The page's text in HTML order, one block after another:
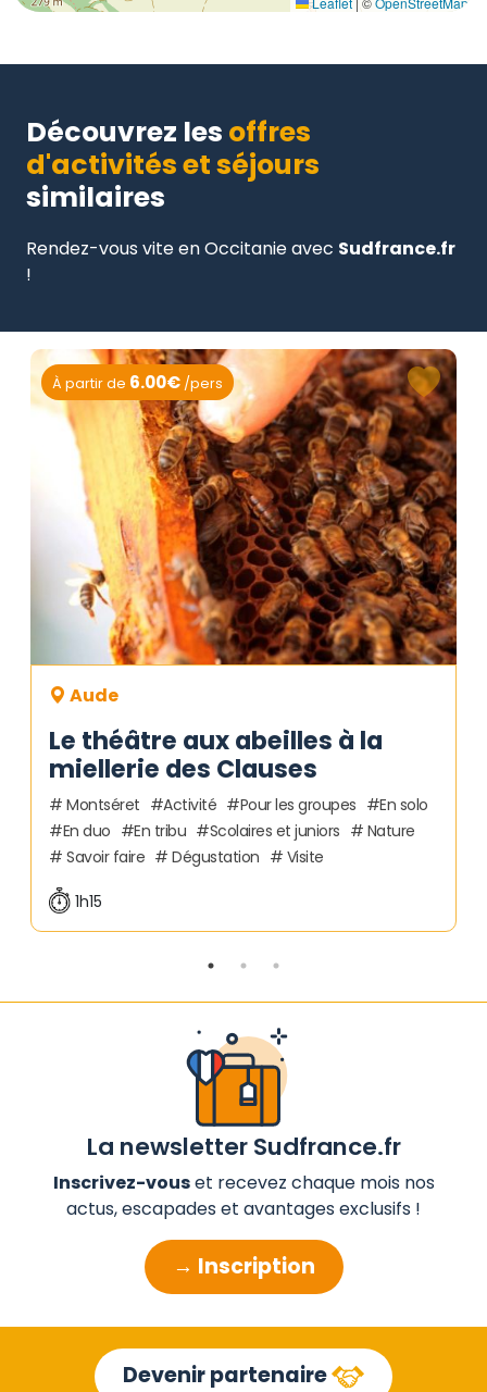
Découvrez les offres
d'activités et séjours
similaires
Rendez-vous vite en Occitanie avec Sudfrance.fr
!
Le théâtre aux abeilles à la
miellerie des Clauses
Aude
À partir de 6.00€ /pers
Montséret Activité Pour les groupes
En solo
En duo
En tribu Scolaires et juniors
Nature
Savoir faire
Dégustation Visite
1h15
La newsletter Sudfrance.fr
Inscrivez-vouset recevez chaque mois nos
actus, escapades et avantages exclusifs !
→ Inscription
Devenir partenaire